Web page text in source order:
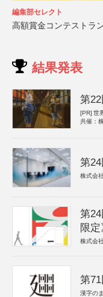
編集部セレクト
高額賞金コンテストラ
結果発表
第
[PR] 世
共催：
第
株式会
第
限定
株式会
第
漢字の